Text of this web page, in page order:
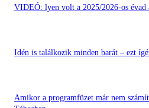
VIDEÓ: lyen volt a 2025/2026-os évad
Idén is találkozik minden barát – ezt
Amikor a programfüzet már nem